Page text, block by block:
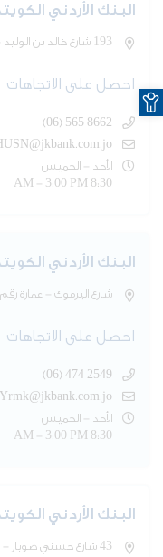
البنك الأردني
193 شارع خالد بن الوليد - مجمع عادل القاسم
احصل على الاتجاهات
(06) 565 8662
الأحد - الخميس
8:30 AM - 3:00 PM
البنك الأردني
شارع اليرموك - عمارة رقم 199
احصل على الاتجاهات
(06) 474 2549
Yrmk@jkbank.com.jo
الأحد - الخميس
8:30 AM - 3:00 PM
البنك الأردني
43 شارع حسني صوبار - مجمع شاهالتوغ